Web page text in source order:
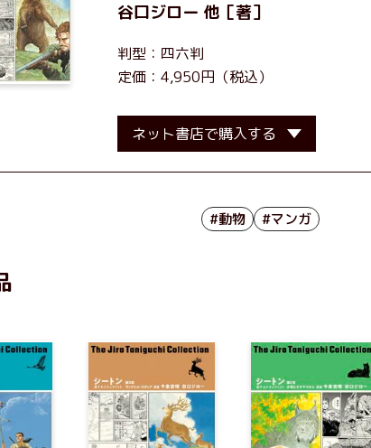
谷口ジロー 他［著］
判型：四六判
定価：4,950円（税込）
ネット書店で購入する
#動物 #マンガ